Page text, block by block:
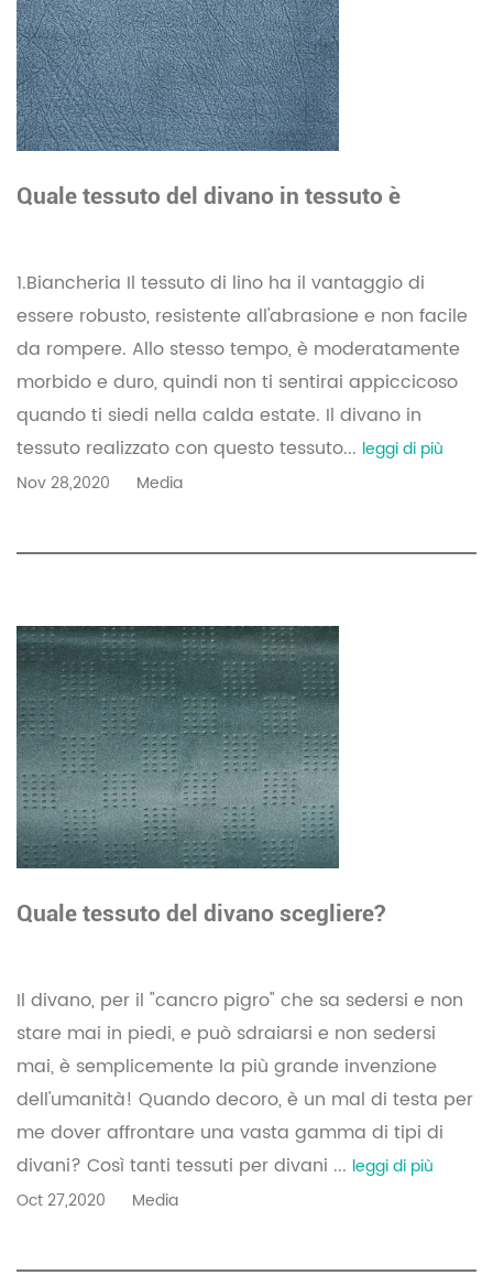
Quale tessuto del divano in tessuto è
1.Biancheria Il tessuto di lino ha il vantaggio di
essere robusto, resistente all'abrasione e non facile
da rompere. Allo stesso tempo, è moderatamente
morbido e duro, quindi non ti sentirai appiccicoso
quando ti siedi nella calda estate. Il divano in
tessuto realizzato con questo tessuto... leggi di più
Nov 28,2020
Media
Quale tessuto del divano scegliere?
Il divano, per il "cancro pigro" che sa sedersi e non
stare mai in piedi, e può sdraiarsi e non sedersi
mai, è semplicemente la più grande invenzione
dell'umanità! Quando decoro, è un mal di testa per
me dover affrontare una vasta gamma di tipi di
divani? Così tanti tessuti per divani ... leggi di più
Oct 27,2020
Media